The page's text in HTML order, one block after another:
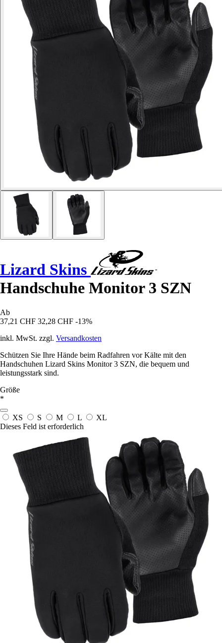
Lizard Skins
Handschuhe Monitor 3 SZN
Ab
37,21 CHF 32,28 CHF -13%
inkl. MwSt. zzgl. Versandkosten
Schützen Sie Ihre Hände beim Radfahren vor Kälte mit den
Handschuhen Lizard Skins Monitor 3 SZN, die bequem und
leistungsstark sind.
Größe
*
XS S M L
XL
Dieses Feld ist erforderlich